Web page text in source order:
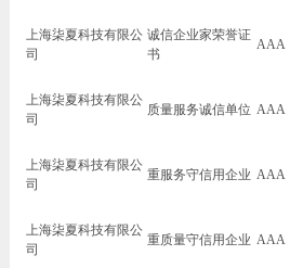
上海柒夏科技有限公
司
诚信企业家荣誉证
书
AAA
上海柒夏科技有限公
司
质量服务诚信单位 AAA
上海柒夏科技有限公
司
重服务守信用企业 AAA
上海柒夏科技有限公
司
重质量守信用企业 AAA